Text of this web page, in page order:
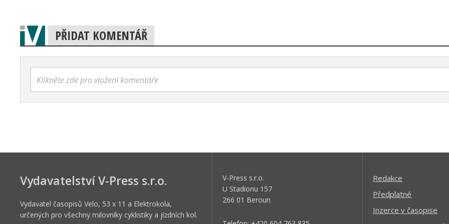
PŘIDAT KOMENTÁŘ
Klikněte zde pro vložení komentáře
Vydavatelství V-Press s.r.o.
Vydavatel časopisů Velo, 53 x 11 a Elektrokola,
určených pro všechny milovníky cyklistiky a jízdních kol.
V-Press s.r.o.
U Stadionu 157
266 01 Beroun
Redakce
Předplatné
Inzerce v časopise